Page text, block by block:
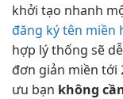
khởi tạo nhanh
đăng ký tên miền
hợp lýthống sẽ
đơn giản miền tới
ưu bạn không